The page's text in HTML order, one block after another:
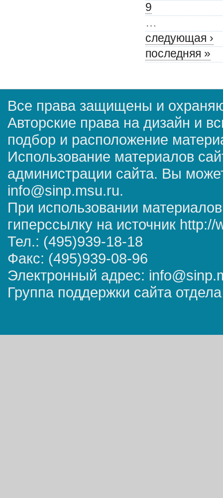
9
…
следующая ›
последняя »
Все права защищены и
Авторские права на дизайн и
подбор и расположение
Использование материалов
администрации сайта. Вы
info@sinp.msu.ru.
При использовании
гиперссылку на источник
Тел.: (495)939-18-18
Факс: (495)939-08-96
Электронный адрес:
Группа поддержки сайта